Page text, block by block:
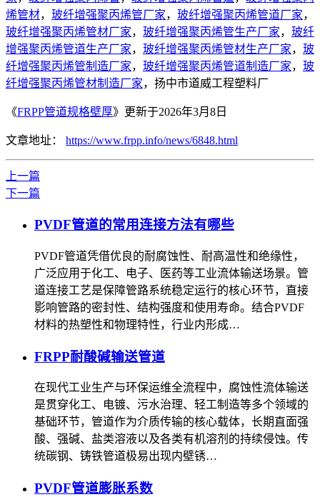
烯管材， 玻纤增强聚丙烯管厂家， 玻纤增强聚丙烯管道厂家，
玻纤增强聚丙烯管材厂家， 玻纤增强聚丙烯管生产厂家， 玻纤
增强聚丙烯管道生产厂家， 玻纤增强聚丙烯管材生产厂家， 玻
纤增强聚丙烯管制造厂家， 玻纤增强聚丙烯管道制造厂家， 玻
纤增强聚丙烯管材制造厂家，扬中市道威工程塑料厂
《FRPP管道规格壁厚》更新于2026年3月8日
文章地址： https://www.frpp.info/news/6848.html
上一篇
下一篇
PVDF管道的常用连接方法有哪些
PVDF管道凭借优良的耐腐蚀性、耐高温性和绝缘性，
广泛应用于化工、电子、医药等工业流体输送场景。管
道连接工艺是保障管路系统稳定运行的核心环节，直接
影响管路的密封性、结构强度和使用寿命。结合PVDF
材料的热塑性和物理特性，行业内形成…
FRPP耐酸碱输送管道
在现代工业生产与环保运维全流程中，腐蚀性流体输送
是贯穿化工、电镀、污水治理、轻工制造等多个领域的
基础环节，管道作为介质传输的核心载体，长期直面强
酸、强碱、盐类溶液以及各类有机溶剂的持续侵蚀。传
统碳钢、铸铁管道极易出现内壁锈…
PVDF管道膨胀系数